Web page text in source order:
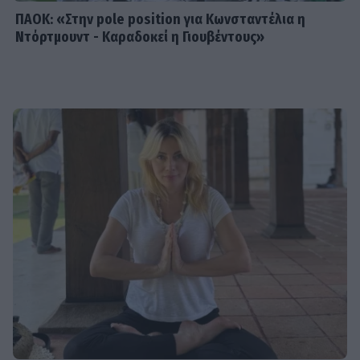
ΠΑΟΚ: «Στην pole position για Κωνσταντέλια η
Ντόρτμουντ - Καραδοκεί η Γιουβέντους»